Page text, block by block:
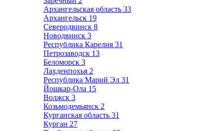
Архангельская область 33
Архангельск 19
Северодвинск 8
Новодвинск 3
Республика Карелия 31
Петрозаводск 13
Беломорск 3
Лахденпохья 2
Республика Марий Эл 31
Йошкар-Ола 15
Волжск 3
Козьмодемьянск 2
Курганская область 31
Курган 27